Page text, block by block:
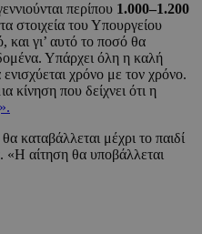
περίπου 1.000–1.200
στοιχεία του Υπουργείου
και γι’ αυτό το ποσό θα
Υπάρχει όλη η καλή
χρόνο με τον χρόνο.
κίνηση που δείχνει ότι η
καταβάλλεται μέχρι το παιδί
«Η αίτηση θα υποβάλλεται